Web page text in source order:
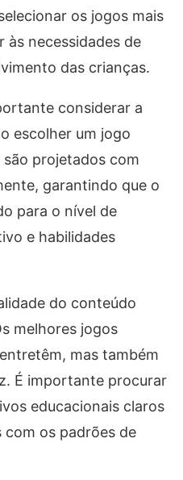
os jogos mais
às necessidades de
das crianças.
considerar a
escolher um jogo
projetados com
garantindo que o
para o nível de
e habilidades
do conteúdo
melhores jogos
mas também
É importante procurar
educacionais claros
com os padrões de